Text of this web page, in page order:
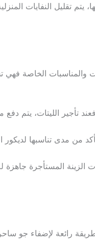
يتم تقليل النفايات
والمناسبات الخاصة
تأجير الليتات، يتم دفع
من مدى تناسبها لديكور
الزينة المستأجرة
طريقة رائعة لإضفاء